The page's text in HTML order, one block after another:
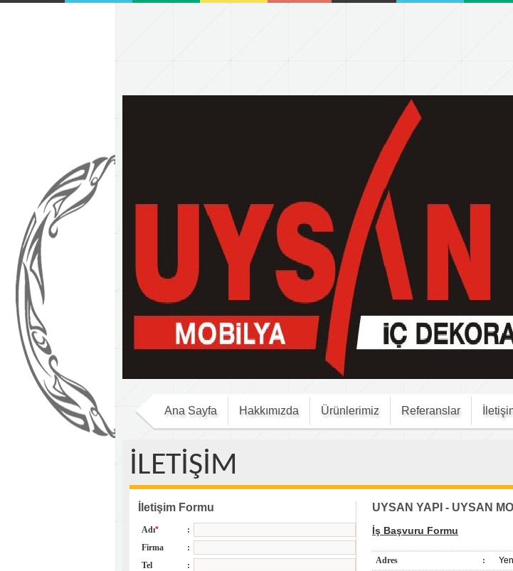
Ana Sayfa Hakkımızda Ürünlerimiz Referanslar
İLETİŞİM
İletişim Formu
Adı*
:
Firma
:
Tel
:
UYSAN YAPI - UYSAN
İş Başvuru Formu
Adres :